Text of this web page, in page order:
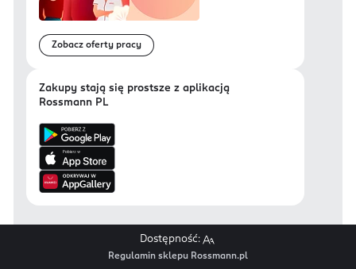
Zobacz oferty pracy
Zakupy stają się prostsze z aplikacją
Rossmann PL
Dostępność:
Regulamin sklepu Rossmann.pl